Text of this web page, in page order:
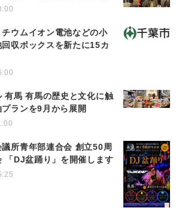
ウムイオン電池などの小
収ボックスを新たに15カ
有馬 有馬の歴史と文化に触
ランを9月から展開
所青年部連合会 創立50周
「DJ盆踊り」を開催します